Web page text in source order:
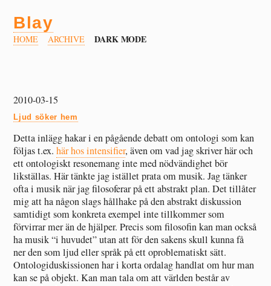
Blay
HOME ARCHIVE DARK MODE
2010-03-15
Ljud söker hem
Detta inlägg hakar i en pågående debatt om ontologi som kan
följas t.ex.här hos intensifier, även om vad jag skriver här och
ett ontologiskt resonemang inte med nödvändighet bör
likställas. Här tänkte jag istället prata om musik. Jag tänker
ofta i musik när jag filosoferar på ett abstrakt plan. Det tillåter
mig att ha någon slags hållhake på den abstrakt diskussion
samtidigt som konkreta exempel inte tillkommer som
förvirrar mer än de hjälper. Precis som filosofin kan man också
ha musik “i huvudet” utan att för den sakens skull kunna få
ner den som ljud eller språk på ett oproblematiskt sätt.
Ontologiduskissionen har i korta ordalag handlat om hur man
kan se på objekt. Kan man tala om att världen består av